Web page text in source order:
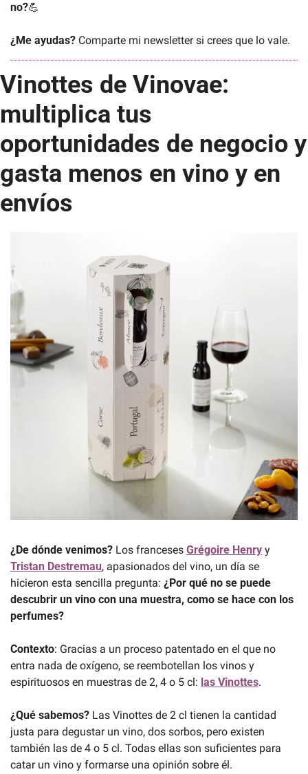
no?💪
¿Me ayudas? Comparte mi newsletter si crees que lo vale.
Vinottes de Vinovae:
multiplica tus
oportunidades de negocio y
gasta menos en vino y en
envíos
¿De dónde venimos? Los franceses Grégoire Henry
Tristan Destremau, apasionados del vino, un día se
hicieron esta sencilla pregunta: ¿Por qué no se puede
descubrir un vino con una muestra, como se hace con los
perfumes?
Contexto: Gracias a un proceso patentado en el que no
entra nada de oxígeno, se reembotellan los vinos y
espirituosos en muestras de 2, 4 o 5 cl: las Vinottes.
¿Qué sabemos? Las Vinottes de 2 cl tienen la cantidad
justa para degustar un vino, dos sorbos, pero existen
también las de 4 o 5 cl. Todas ellas son suficientes para
catar un vino y formarse una opinión sobre él.